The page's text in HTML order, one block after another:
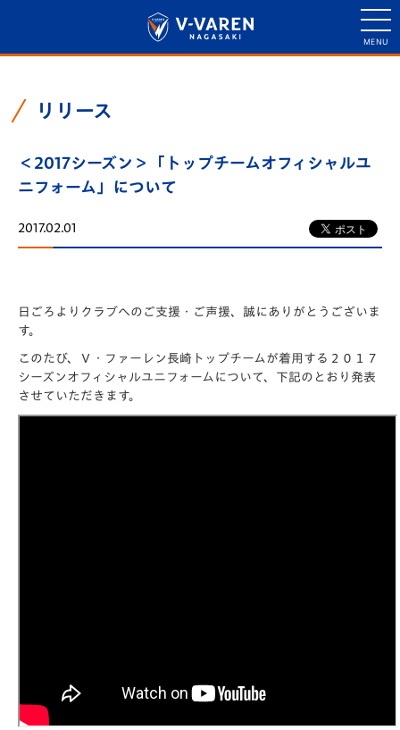
リリース
＜2017シーズン＞「トップチームオフィシャルユ
ニフォーム」について
2017.02.01
日ごろよりクラブへのご支援・ご声援、誠にありがとうございま
す。
このたび、Ｖ・ファーレン長崎トップチームが着用する２０１７
シーズンオフィシャルユニフォームについて、下記のとおり発表
させていただきます。